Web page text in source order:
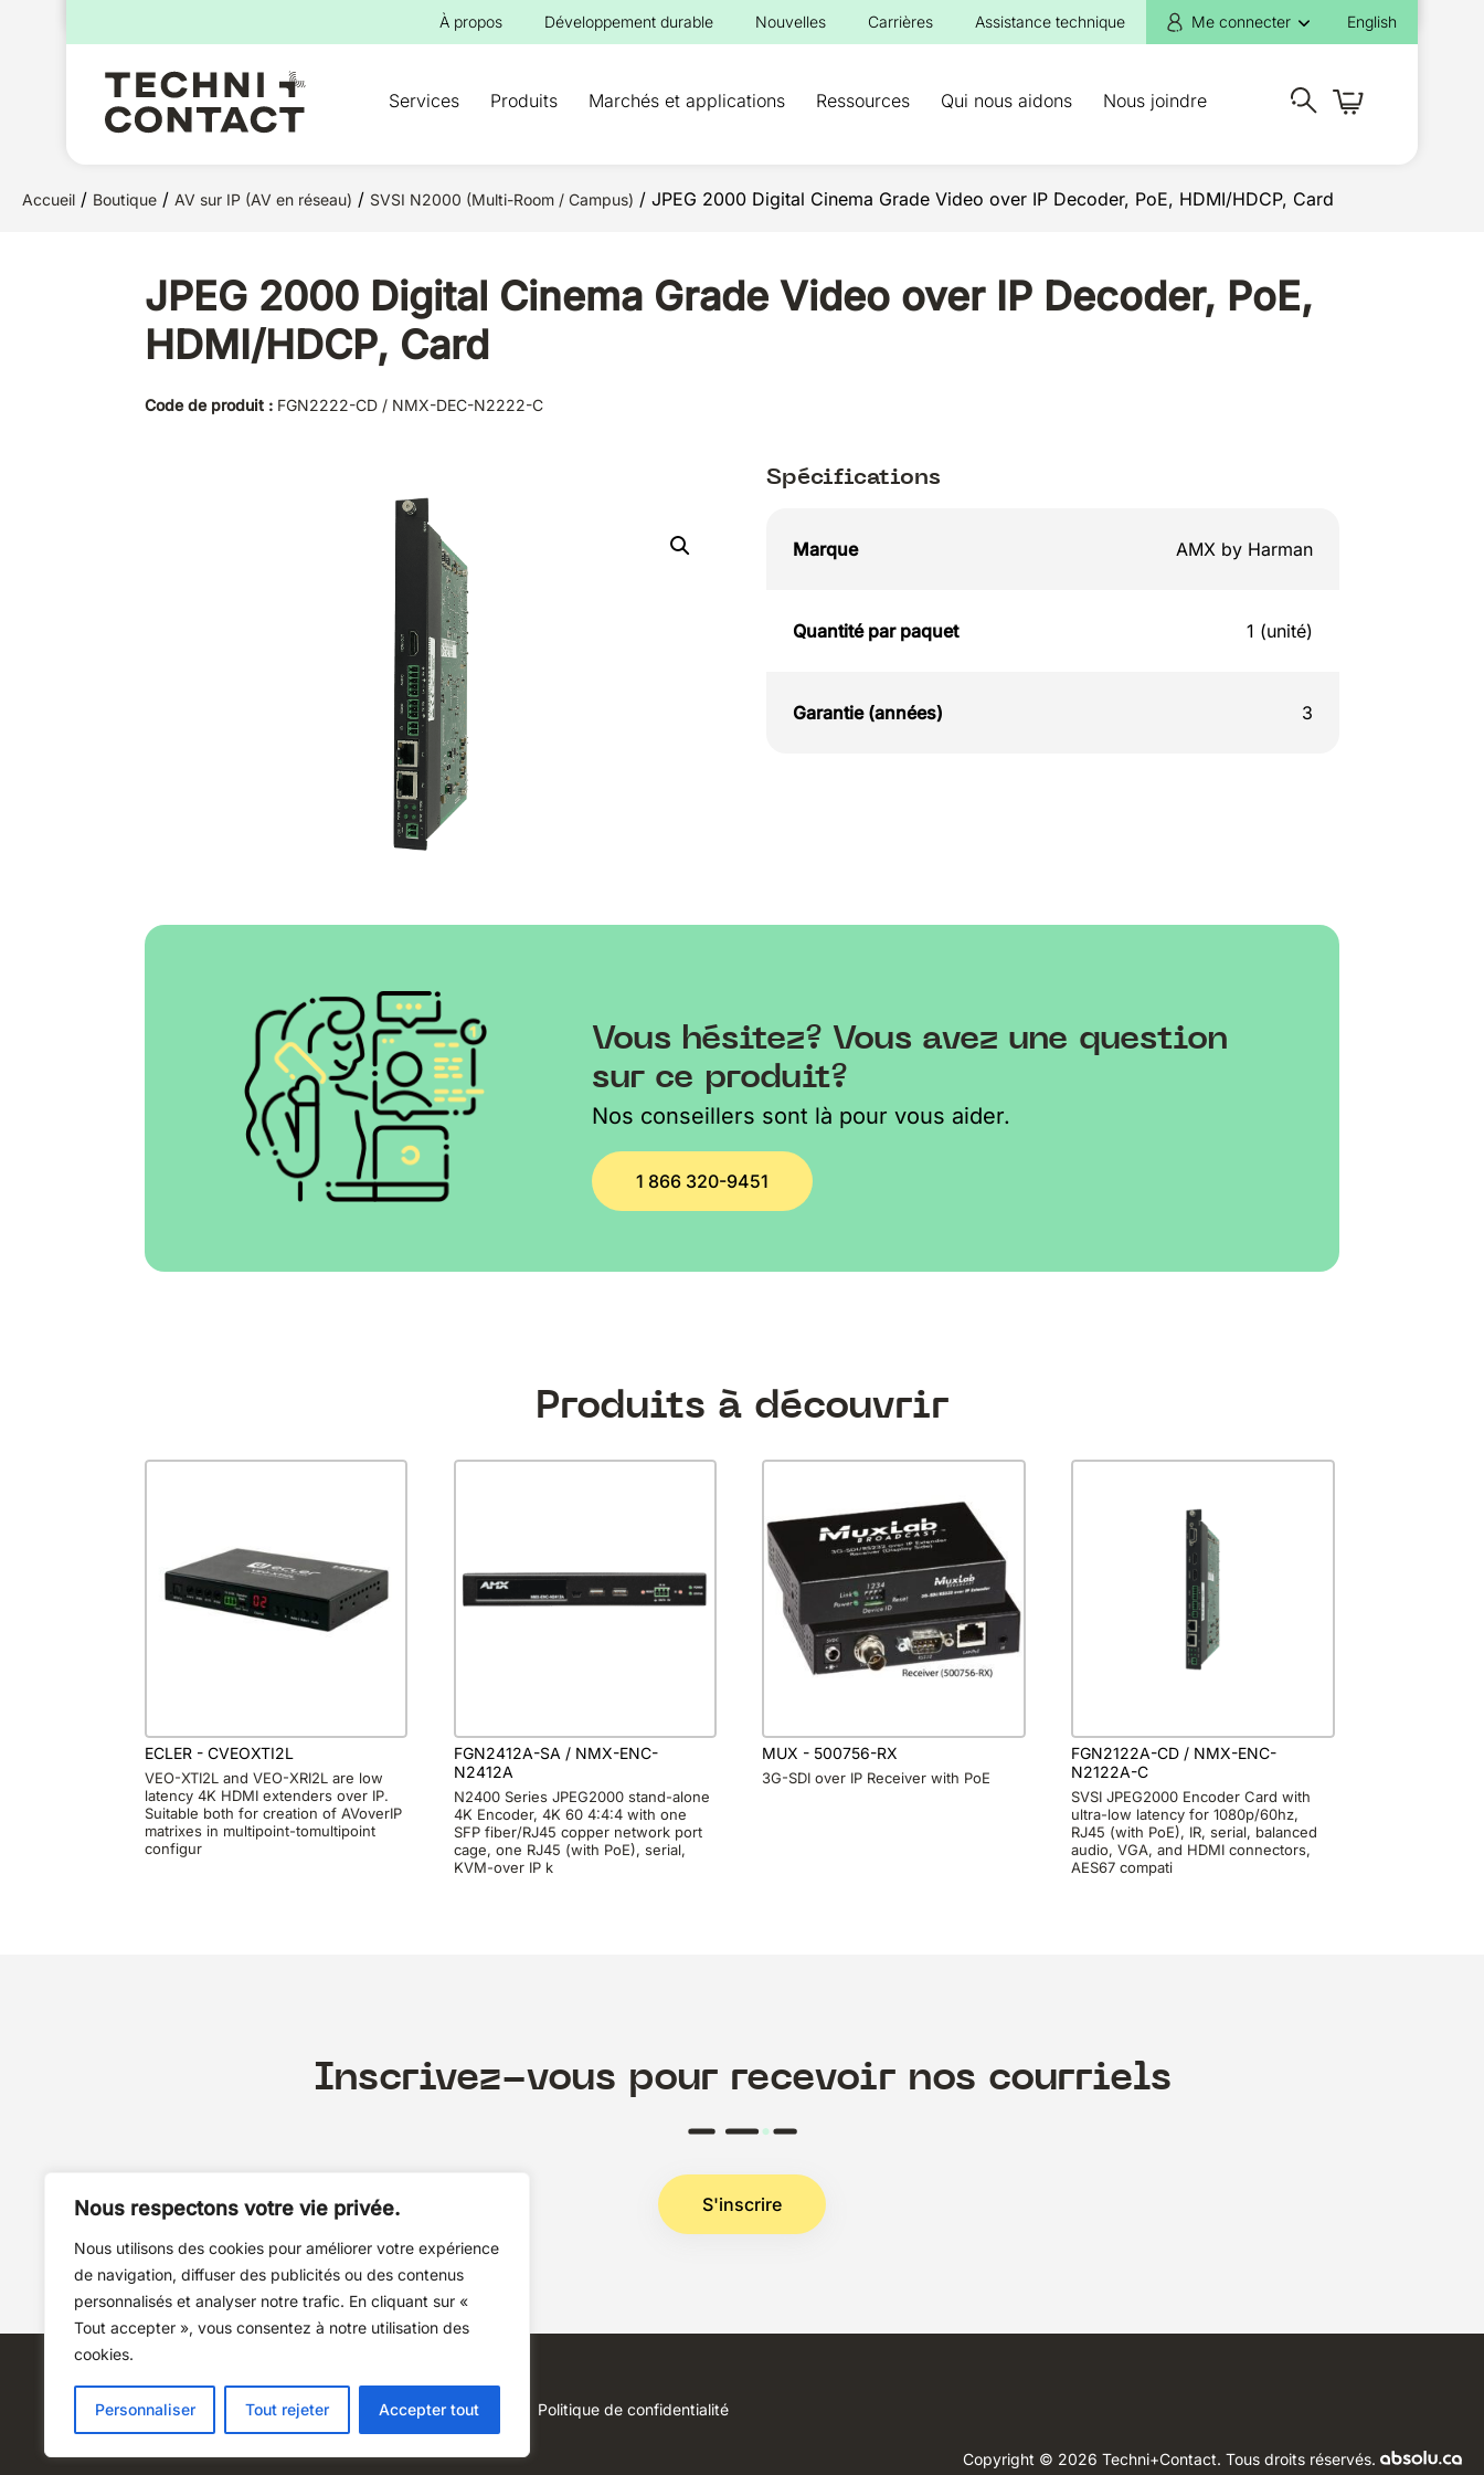
Nous respectons votre vie privée.
Nous utilisons des cookies pour améliorer votre expérience
de navigation, diffuser des publicités ou des contenus
personnalisés et analyser notre trafic. En cliquant sur «
Tout accepter », vous consentez à notre utilisation des
cookies.
Personnaliser Tout rejeter Accepter tout
À propos Développement durable Nouvelles Carrières Assistance technique Me connecter English
Services Produits Marchés et applications Ressources Qui nous aidons Nous joindre
pour :
Accueil / Boutique / AV sur IP (AV en réseau) / SVSI N2000 (Multi-Room / Campus) / JPEG 2000 Digital Cinema Grade Video over IP Decoder, PoE, HDMI/HDCP, Card
JPEG 2000 Digital Cinema Grade Video over IP Decoder, PoE,
HDMI/HDCP, Card
Code de produit : FGN2222-CD / NMX-DEC-N2222-C
Spécifications
Marque AMX by Harman
Quantité par paquet 1 (unité)
Garantie (années) 3
Vous hésitez? Vous avez une question
sur ce produit?
Nos conseillers sont là pour vous aider.
1 866 320-9451
Produits à découvrir
ECLER - CVEOXTI2L
VEO-XTI2L and VEO-XRI2L are low
latency 4K HDMI extenders over IP.
Suitable both for creation of AVoverIP
matrixes in multipoint-tomultipoint
configur
FGN2412A-SA / NMX-ENC-
N2412A
N2400 Series JPEG2000 stand-alone
4K Encoder, 4K 60 4:4:4 with one
SFP fiber/RJ45 copper network port
cage, one RJ45 (with PoE), serial,
KVM-over IP k
MUX - 500756-RX
3G-SDI over IP Receiver with PoE
FGN2122A-CD / NMX-ENC-
N2122A-C
SVSI JPEG2000 Encoder Card with
ultra-low latency for 1080p/60hz,
RJ45 (with PoE), IR, serial, balanced
audio, VGA, and HDMI connectors,
AES67 compati
Inscrivez-vous pour recevoir nos courriels
S'inscrire
Politique de confidentialité
Copyright © 2026 Techni+Contact. Tous droits réservés.